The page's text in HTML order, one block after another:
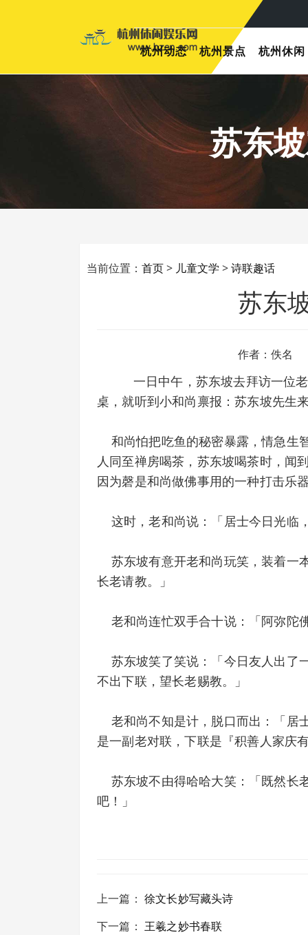
杭州动态 杭州景点 杭州休闲
苏东
当前位置： 首页> 儿童文学 >诗联趣话
苏东
作者：佚名
一日中午，苏东坡去拜访一位
桌，就听到小和尚禀报：苏东坡先生
和尚怕把吃鱼的秘密暴露，情急生
人同至禅房喝茶，苏东坡喝茶时，闻
因为磬是和尚做佛事用的一种打击乐
这时，老和尚说：「居士今日光临
苏东坡有意开老和尚玩笑，装着一
长老请教。」
老和尚连忙双手合十说：「阿弥陀
苏东坡笑了笑说：「今日友人出了
不出下联，望长老赐教。」
老和尚不知是计，脱口而出：「居
是一副老对联，下联是『积善人家庆
苏东坡不由得哈哈大笑：「既然长
吧！」
上一篇 ：徐文长妙写藏头诗
下一篇 ：王羲之妙书春联